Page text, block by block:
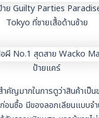
าย Guilty Parties
Tokyo ที่ชายเสื้อด้านซ้าย
ป้ายแคร์
คัญมากในการดูว่าสินค้าเป็
อนซื้อ มีของลอกเลียนแบบจ